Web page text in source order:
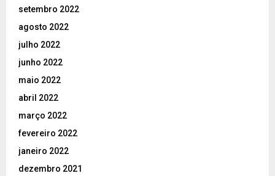
setembro 2022
agosto 2022
julho 2022
junho 2022
maio 2022
abril 2022
março 2022
fevereiro 2022
janeiro 2022
dezembro 2021